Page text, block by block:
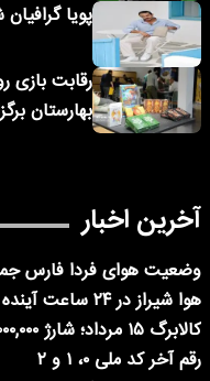
پویا گرافیان
رقابت بازی
بهارستان
آخرین اخبار
هوا شیراز در ۲۴ ساعت آینده + هواشناسی شیراز
رقم آخر کد ملی ۰، ۱ و ۲